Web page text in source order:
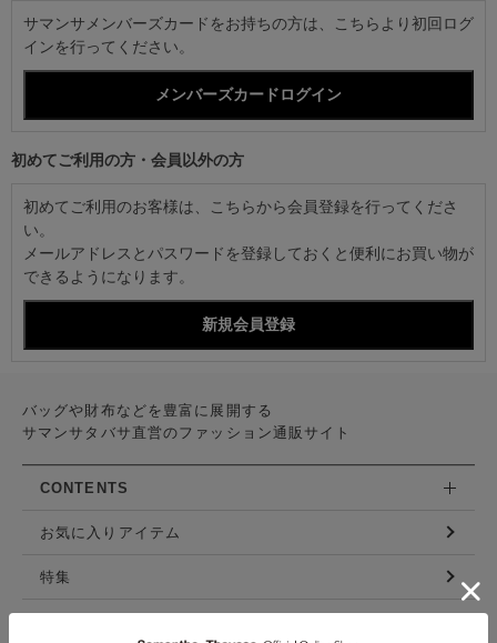
サマンサメンバーズカードをお持ちの方は、こちらより初回ログ
インを行ってください。
初めてご利用の方・会員以外の方
初めてご利用のお客様は、こちらから会員登録を行ってくださ
い。
メールアドレスとパスワードを登録しておくと便利にお買い物が
できるようになります。
バッグや財布などを豊富に展開する
サマンサタバサ直営のファッション通販サイト
CONTENTS
お気に入りアイテム
特集